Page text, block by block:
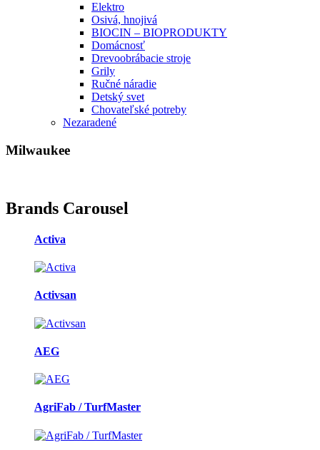
Elektro
Osivá, hnojivá
BIOCIN – BIOPRODUKTY
Domácnosť
Drevoobrábacie stroje
Grily
Ručné náradie
Detský svet
Chovateľské potreby
Nezaradené
Milwaukee
Brands Carousel
Activa
Activsan
AEG
AgriFab / TurfMaster